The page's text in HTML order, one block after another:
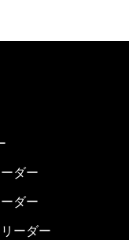
ダー
ダー
ーダー